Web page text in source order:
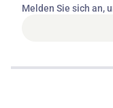
Melden Sie sich an,